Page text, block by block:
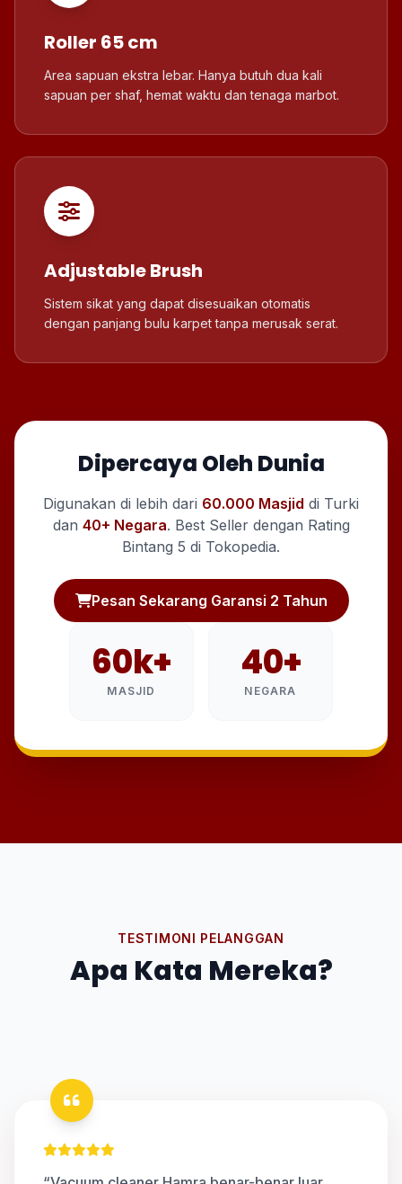
Roller 65 cm
Area sapuan ekstra lebar. Hanya butuh dua kali
sapuan per shaf, hemat waktu dan tenaga marbot.
Adjustable Brush
Sistem sikat yang dapat disesuaikan otomatis
dengan panjang bulu karpet tanpa merusak serat.
Dipercaya Oleh Dunia
Digunakan di lebih dari 60.000 Masjid di Turki
dan 40+ Negara. Best Seller dengan Rating
Bintang 5 di Tokopedia.
Pesan Sekarang Garansi 2 Tahun
60k+
MASJID
40+
NEGARA
TESTIMONI PELANGGAN
Apa Kata Mereka?